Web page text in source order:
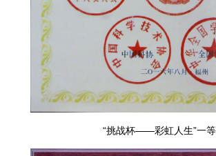
“挑战杯——彩虹人生”一